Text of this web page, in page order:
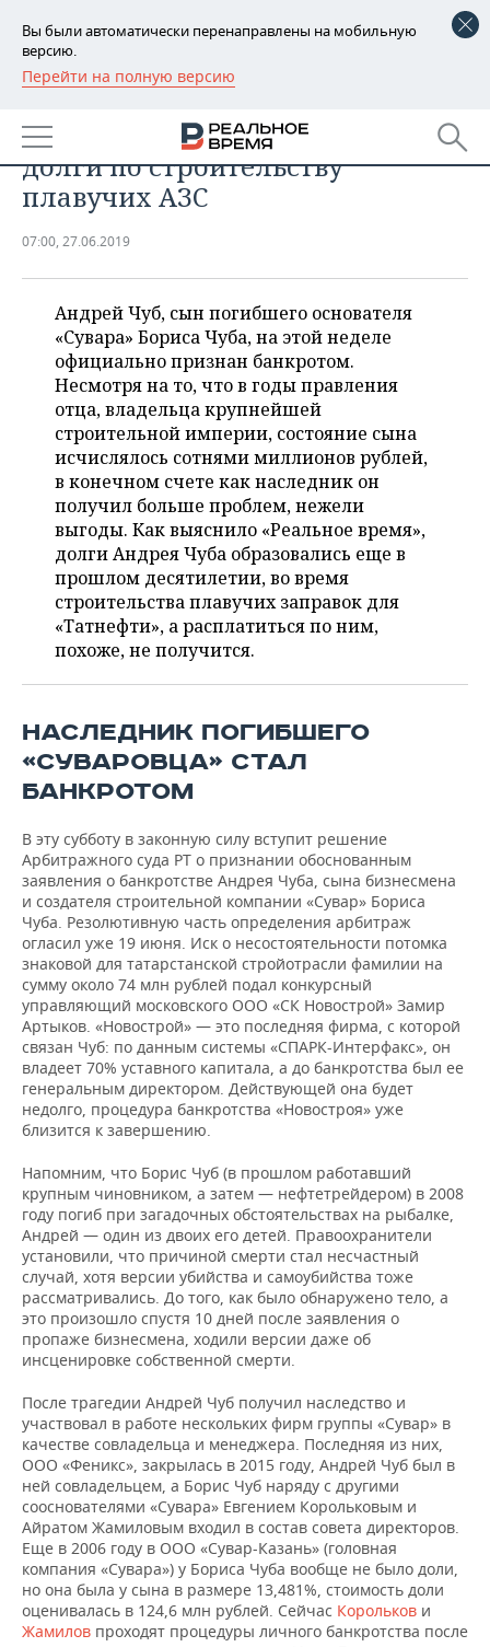
Вы были автоматически перенаправлены на мобильную
версию.
Перейти на полную версию
РЕГИОНЫ
БАШКОРТОСТАН
ТАТАРСТАН
НОВОСТИ
АНАЛИТИКА
ДЕКЛАРАЦИИ О ДОХОДАХ
КОРОЛИ ГОСЗАКАЗА ПФО
ВУЗЫ ТАТАРСТАНА
КОМУ ПРИНАДЛЕЖАТ
ТОРГОВЫЕ ЦЕНТРЫ
ТАТАРСТАНА
НОВОСТИ ЭКОНОМИКИ
ФИНАНСЫ
БАНКИ
БЮДЖЕТ
ИНВЕСТИЦИИ
ПРОМЫШЛЕННОСТЬ
НОВОСТИ
ПРОМЫШЛЕННОСТИ
АГРОПРОМ
МАШИНОСТРОЕНИЕ
НЕФТЕХИМИЯ
НЕФТЬ
ОПК
ЭНЕРГЕТИКА
НЕДВИЖИМОСТЬ
НОВОСТИ НЕДВИЖИМОСТИ
АВТО
НОВОСТИ АВТО
БИЗНЕС
НОВОСТИ БИЗНЕСА
РОЗНИЧНАЯ ТОРГОВЛЯ
ТРАНСПОРТ
УСЛУГИ
ТЕХНОЛОГИИ
НОВОСТИ ТЕХНОЛОГИЙ
МЕДИА
ТЕЛЕКОММУНИКАЦИИ
МЕРОПРИЯТИЯ
НОВОСТИ МЕРОПРИЯТИЙ
ВЫЕЗДНАЯ РЕДАКЦИЯ
БИЗНЕС-БРАНЧИ
ONLINE-КОНФЕРЕНЦИИ
ОТКРЫТАЯ ЛЕКЦИЯ
СПОРТ
НОВОСТИ СПОРТА
ФУТБОЛ
ХОККЕЙ
БАСКЕТБОЛ
ВОЛЕЙБОЛ
КИБЕРСПОРТ
ФИГУРНОЕ КАТАНИЕ
ВОДНЫЕ ВИДЫ СПОРТА
ХОККЕЙ С МЯЧОМ
ОБЩЕСТВО
НОВОСТИ ОБЩЕСТВА
ВЛАСТЬ
ИНФРАСТРУКТУРА
ИСТОРИЯ
КУЛЬТУРА
МЕДИЦИНА
ОБРАЗОВАНИЕ
ПРОИСШЕСТВИЯ
ФОТОГАЛЕРЕЯ
СЮЖЕТЫ
СПРАВОЧНИК
СПИСОК ПЕРСОН
СПИСОК КОМПАНИЙ
ПОЛНАЯ ВЕРСИЯ
Наследника «Сувара» подвели
долги по строительству
плавучих АЗС
07:00, 27.06.2019
Андрей Чуб, сын погибшего основателя
«Сувара» Бориса Чуба, на этой неделе
официально признан банкротом.
Несмотря на то, что в годы правления
отца, владельца крупнейшей
строительной империи, состояние сына
исчислялось сотнями миллионов рублей,
в конечном счете как наследник он
получил больше проблем, нежели
выгоды. Как выяснило «Реальное время»,
долги Андрея Чуба образовались еще в
прошлом десятилетии, во время
строительства плавучих заправок для
«Татнефти», а расплатиться по ним,
похоже, не получится.
НАСЛЕДНИК ПОГИБШЕГО
«СУВАРОВЦА» СТАЛ
БАНКРОТОМ
В эту субботу в законную силу вступит решение
Арбитражного суда РТ о признании обоснованным
заявления о банкротстве Андрея Чуба, сына бизнесмена
и создателя строительной компании «Сувар» Бориса
Чуба. Резолютивную часть определения арбитраж
огласил уже 19 июня. Иск о несостоятельности потомка
знаковой для татарстанской стройотрасли фамилии на
сумму около 74 млн рублей подал конкурсный
управляющий московского ООО «СК Новострой» Замир
Артыков. «Новострой» — это последняя фирма, с которой
связан Чуб: по данным системы «СПАРК-Интерфакс», он
владеет 70% уставного капитала, а до банкротства был ее
генеральным директором. Действующей она будет
недолго, процедура банкротства «Новостроя» уже
близится к завершению.
Напомним, что Борис Чуб (в прошлом работавший
крупным чиновником, а затем — нефтетрейдером) в 2008
году погиб при загадочных обстоятельствах на рыбалке,
Андрей — один из двоих его детей. Правоохранители
установили, что причиной смерти стал несчастный
случай, хотя версии убийства и самоубийства тоже
рассматривались. До того, как было обнаружено тело, а
это произошло спустя 10 дней после заявления о
пропаже бизнесмена, ходили версии даже об
инсценировке собственной смерти.
После трагедии Андрей Чуб получил наследство и
участвовал в работе нескольких фирм группы «Сувар» в
качестве совладельца и менеджера. Последняя из них,
ООО «Феникс», закрылась в 2015 году, Андрей Чуб был в
ней совладельцем, а Борис Чуб наряду с другими
сооснователями «Сувара» Евгением Корольковым и
Айратом Жамиловым входил в состав совета директоров.
Еще в 2006 году в ООО «Сувар-Казань» (головная
компания «Сувара») у Бориса Чуба вообще не было доли,
но она была у сына в размере 13,481%, стоимость доли
оценивалась в 124,6 млн рублей. Сейчас Корольков и
Жамилов проходят процедуры личного банкротства после